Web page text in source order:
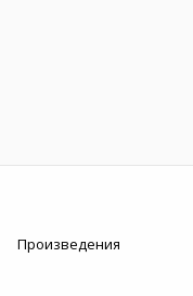
Произведения